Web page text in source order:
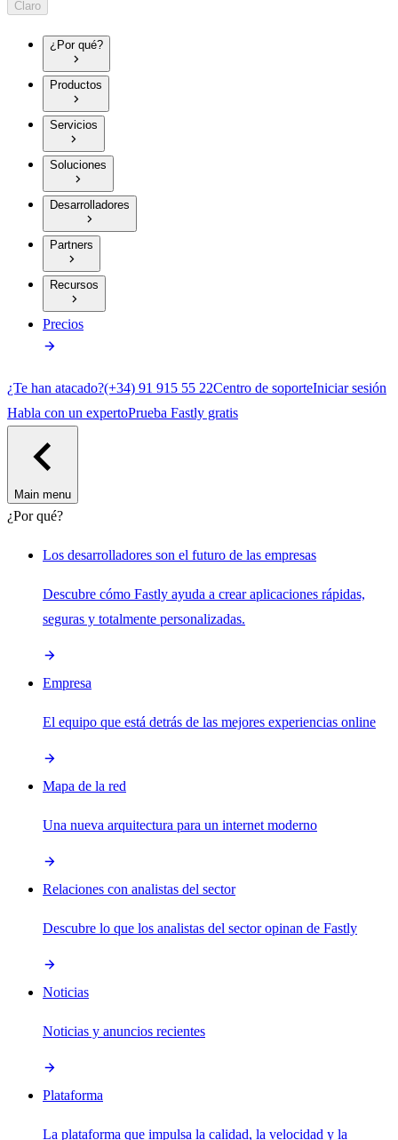
Claro
¿Por qué?
Productos
Servicios
Soluciones
Desarrolladores
Partners
Recursos
Precios
¿Te han atacado?(+34) 91 915 55 22Centro de soporteIniciar sesión
Habla con un expertoPrueba Fastly gratis
Main menu
¿Por qué?
Los desarrolladores son el futuro de las empresas
Descubre cómo Fastly ayuda a crear aplicaciones rápidas,
seguras y totalmente personalizadas.
Empresa
El equipo que está detrás de las mejores experiencias online
Mapa de la red
Una nueva arquitectura para un internet moderno
Relaciones con analistas del sector
Descubre lo que los analistas del sector opinan de Fastly
Noticias
Noticias y anuncios recientes
Plataforma
La plataforma que impulsa la calidad, la velocidad y la